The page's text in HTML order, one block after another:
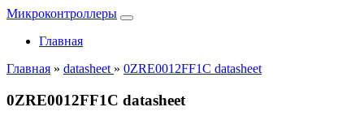
Микроконтроллеры
Главная
Главная » datasheet » 0ZRE0012FF1C datasheet
0ZRE0012FF1C datasheet